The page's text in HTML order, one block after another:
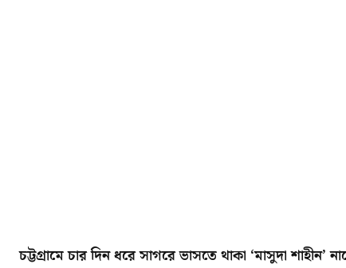
চট্টগ্রামে চার দিন ধরে সাগরে ভাসতে থাকা ‘মাসুদা